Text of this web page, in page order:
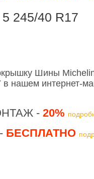
245/40 R17
Шины
нашем интернет-
- 20%
БЕСПЛАТНО